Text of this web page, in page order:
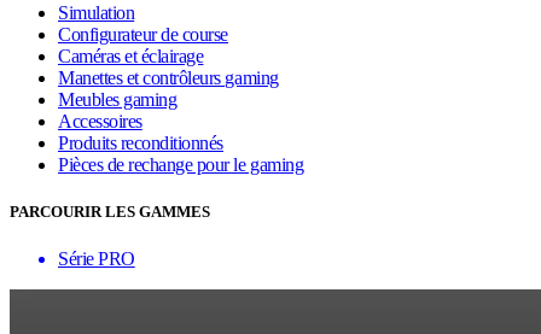
Simulation
Configurateur de course
Caméras et éclairage
Manettes et contrôleurs gaming
Meubles gaming
Accessoires
Produits reconditionnés
Pièces de rechange pour le gaming
PARCOURIR LES GAMMES
Série PRO